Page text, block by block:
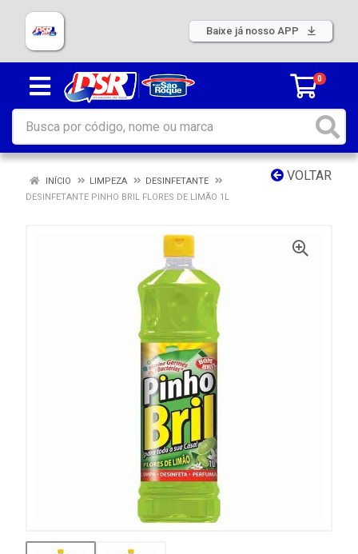
Baixe já nosso APP
0
VOLTAR
INÍCIO LIMPEZA
DESINFETANTE
DESINFETANTE PINHO BRIL FLORES DE LIMÃO 1L